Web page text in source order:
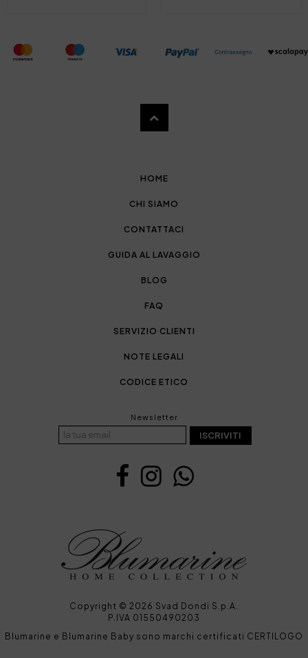
HOME
CHI SIAMO
CONTATTACI
GUIDA AL LAVAGGIO
BLOG
FAQ
SERVIZIO CLIENTI
NOTE LEGALI
CODICE ETICO
Newsletter
ISCRIVITI
Copyright © 2026 Svad Dondi S.p.A.
P.IVA 01550490203
Blumarine e Blumarine Baby sono marchi certificati CERTILOGO